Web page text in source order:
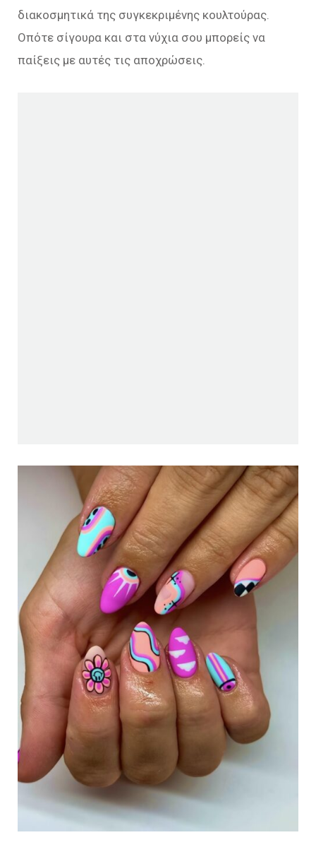
διακοσμητικά της συγκεκριμένης κουλτούρας.
Οπότε σίγουρα και στα νύχια σου μπορείς να
παίξεις με αυτές τις αποχρώσεις.